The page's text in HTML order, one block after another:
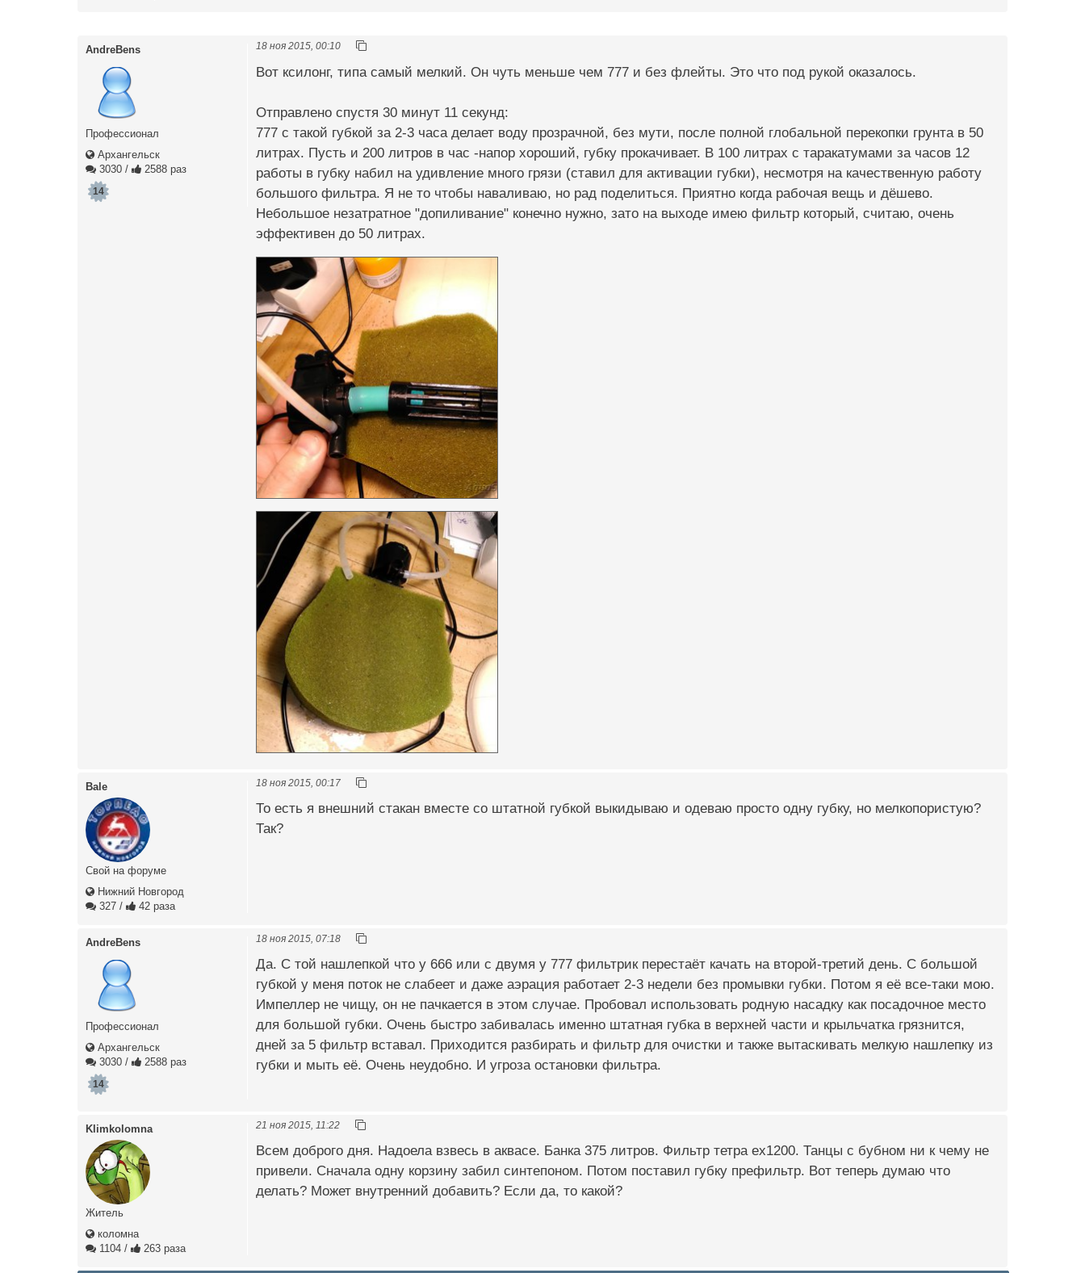
AndreBens
Профессионал
Архангельск
3030 / 2588 раз
14
18 ноя 2015, 00:10
Вот ксилонг, типа самый мелкий. Он чуть меньше чем 777 и без флейты. Это что под рукой оказалось.
Отправлено спустя 30 минут 11 секунд:
777 с такой губкой за 2-3 часа делает воду прозрачной, без мути, после полной глобальной перекопки грунта в 50
литрах. Пусть и 200 литров в час -напор хороший, губку прокачивает. В 100 литрах с таракатумами за часов 12
работы в губку набил на удивление много грязи (ставил для активации губки), несмотря на качественную работу
большого фильтра. Я не то чтобы наваливаю, но рад поделиться. Приятно когда рабочая вещь и дёшево.
Небольшое незатратное "допиливание" конечно нужно, зато на выходе имею фильтр который, считаю, очень
эффективен до 50 литрах.
Bale
Свой на форуме
Нижний Новгород
327 / 42 раза
18 ноя 2015, 00:17
То есть я внешний стакан вместе со штатной губкой выкидываю и одеваю просто одну губку, но мелкопористую?
Так?
AndreBens
Профессионал
Архангельск
3030 / 2588 раз
14
18 ноя 2015, 07:18
Да. С той нашлепкой что у 666 или с двумя у 777 фильтрик перестаёт качать на второй-третий день. С большой
губкой у меня поток не слабеет и даже аэрация работает 2-3 недели без промывки губки. Потом я её все-таки мою.
Импеллер не чищу, он не пачкается в этом случае. Пробовал использовать родную насадку как посадочное место
для большой губки. Очень быстро забивалась именно штатная губка в верхней части и крыльчатка грязнится,
дней за 5 фильтр вставал. Приходится разбирать и фильтр для очистки и также вытаскивать мелкую нашлепку из
губки и мыть её. Очень неудобно. И угроза остановки фильтра.
Klimkolomna
Житель
коломна
1104 / 263 раза
21 ноя 2015, 11:22
Всем доброго дня. Надоела взвесь в аквасе. Банка 375 литров. Фильтр тетра ех1200. Танцы с бубном ни к чему не
привели. Сначала одну корзину забил синтепоном. Потом поставил губку префильтр. Вот теперь думаю что
делать? Может внутренний добавить? Если да, то какой?